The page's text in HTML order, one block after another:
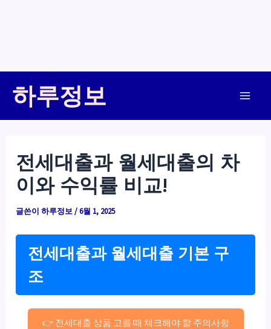
하루정보
전세대출과 월세대출의 차
이와 수익률 비교!
글쓴이하루정보/6월 1, 2025
전세대출과 월세대출 기본 구
조
👉 전세대출 상품 고를 때 체크해야 할 주의사항